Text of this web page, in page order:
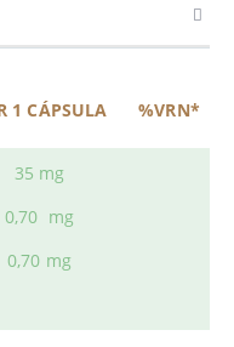
1 CÁPSULA %VRN*
35 mg
0,70 mg
0,70 mg